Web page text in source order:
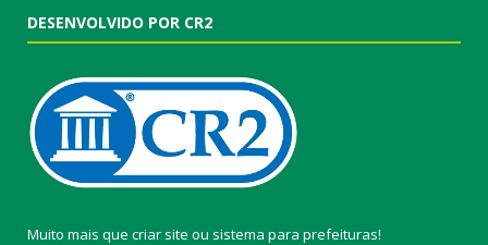
DESENVOLVIDO POR CR2
Muito mais que criar site ou sistema para prefeituras!